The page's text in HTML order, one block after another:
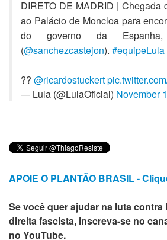
DIRETO DE MADRID | Chegada
ao Palácio de Moncloa para
do governo da
(@sanchezcastejon). #equipeLula
?? @ricardostuckert
— Lula (@LulaOficial) November
APOIE O PLANTÃO BRASIL -
Se você quer ajudar na luta contra
direita fascista, inscreva-se no
no YouTube.